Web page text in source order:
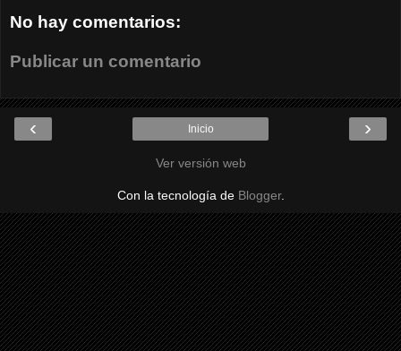
No hay comentarios:
Publicar un comentario
‹ ›
Inicio
Ver versión web
Con la tecnología de Blogger.